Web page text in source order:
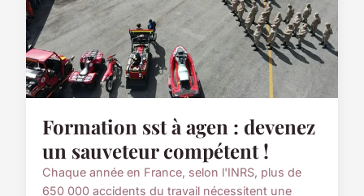
Formation sst à agen : devenez
un sauveteur compétent !
Chaque année en France, selon l'INRS, plus de
650 000 accidents du travail nécessitent une